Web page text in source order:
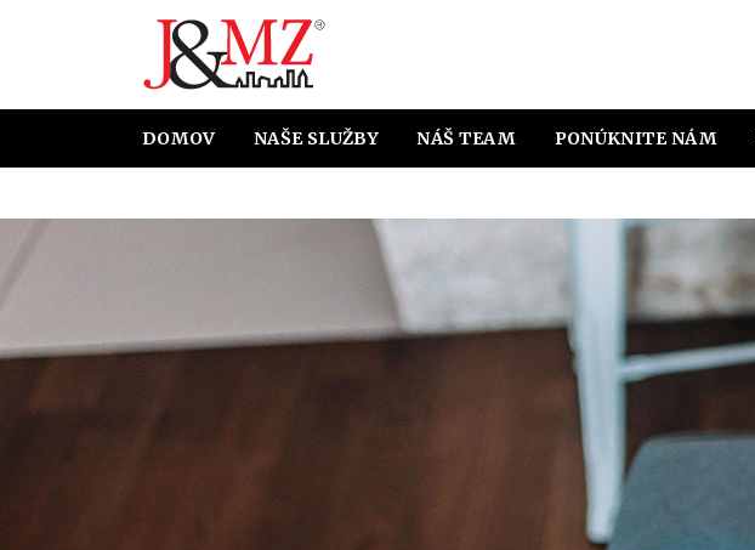
DOMOV NAŠE SLUŽBY NÁŠ TEAM PONÚKNITE NÁM